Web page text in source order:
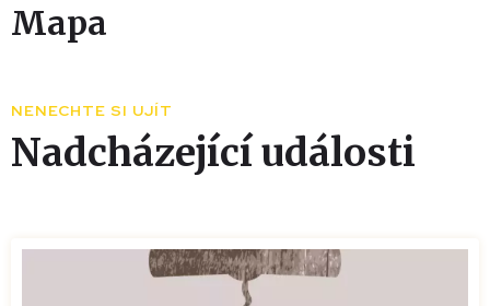
Mapa
NENECHTE SI UJÍT
Nadcházející události